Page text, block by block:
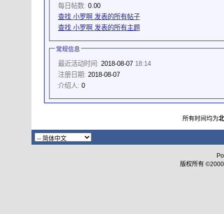
每日帖数: 0.00
查找 小罗啊 发表的所有帖子
查找 小罗啊 发表的所有主题
常规信息
最近活动时间: 2018-08-07 18:14
注册日期: 2018-08-07
介绍人: 0
所有时间均为
版权所有